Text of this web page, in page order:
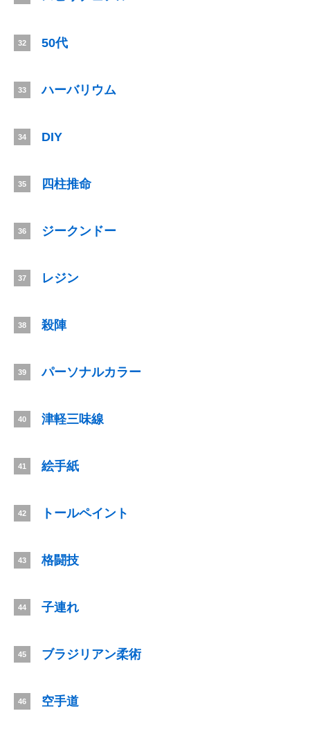
32 50代
33 ハーバリウム
34 DIY
35 四柱推命
36 ジークンドー
37 レジン
38 殺陣
39 パーソナルカラー
40 津軽三味線
41 絵手紙
42 トールペイント
43 格闘技
44 子連れ
45 ブラジリアン柔術
46 空手道